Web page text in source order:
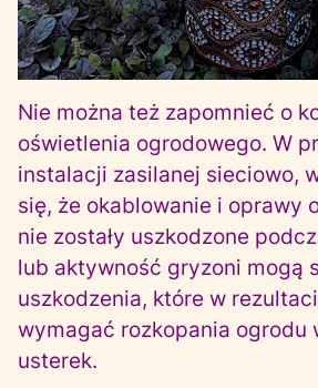
Nie można też zapomnieć o
oświetlenia ogrodowego. W
instalacji zasilanej sieciowo,
się, że okablowanie i oprawy
nie zostały uszkodzone
lub aktywność gryzoni mogą
uszkodzenia, które w
wymagać rozkopania ogrodu
usterek.